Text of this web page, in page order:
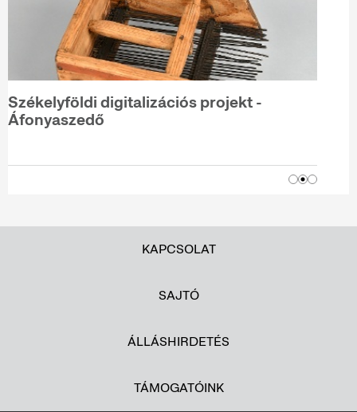
Székelyföldi digitalizációs projekt -
Áfonyaszedő
KAPCSOLAT
SAJTÓ
ÁLLÁSHIRDETÉS
TÁMOGATÓINK